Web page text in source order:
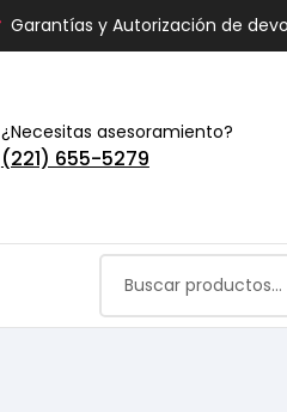
Garantías y Autorización de
¿Necesitas asesoramiento?
(221) 655-5279